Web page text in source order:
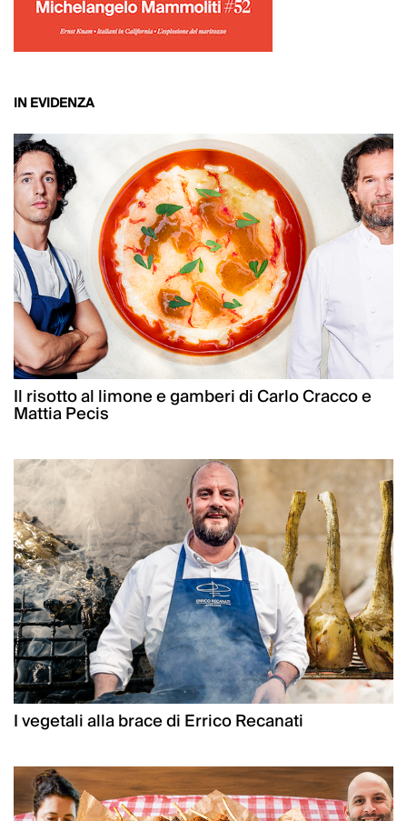
IN EVIDENZA
Il risotto al limone e gamberi di Carlo Cracco e
Mattia Pecis
I vegetali alla brace di Errico Recanati